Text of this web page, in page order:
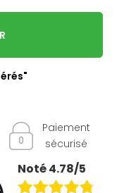
Paiement
sécurisé
Noté 4.78/5